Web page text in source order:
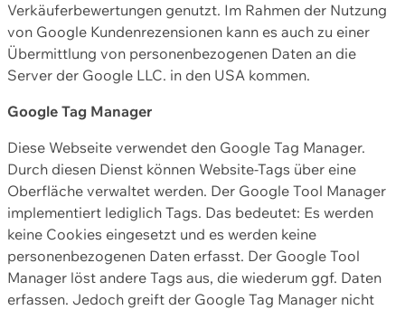
Verkäuferbewertungen genutzt. Im Rahmen der Nutzung
von Google Kundenrezensionen kann es auch zu einer
Übermittlung von personenbezogenen Daten an die
Server der Google LLC. in den USA kommen.
Google Tag Manager
Diese Webseite verwendet den Google Tag Manager.
Durch diesen Dienst können Website-Tags über eine
Oberfläche verwaltet werden. Der Google Tool Manager
implementiert lediglich Tags. Das bedeutet: Es werden
keine Cookies eingesetzt und es werden keine
personenbezogenen Daten erfasst. Der Google Tool
Manager löst andere Tags aus, die wiederum ggf. Daten
erfassen. Jedoch greift der Google Tag Manager nicht